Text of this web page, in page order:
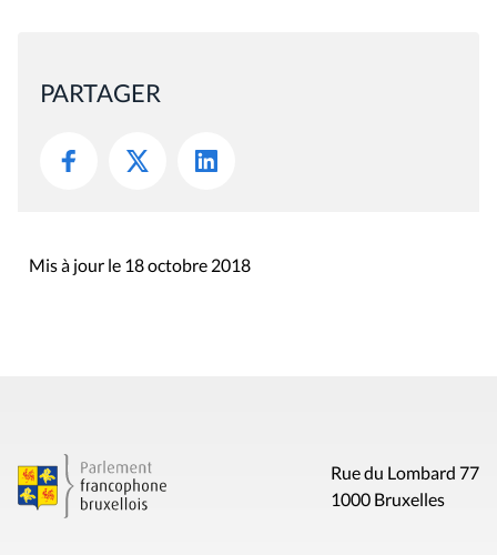
PARTAGER
Mis à jour le 18 octobre 2018
Rue du Lombard 77
1000 Bruxelles